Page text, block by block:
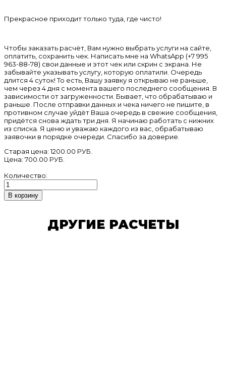
Прекрасное приходит только туда, где чисто!
Чтобы заказать расчёт, Вам нужно выбрать услуги на сайте,
оплатить, сохранить чек. Написать мне на WhatsApp (+7 995
963-88-78) свои данные и этот чек или скрин с экрана. Не
забывайте указывать услугу, которую оплатили. Очередь
длится 4 суток! То есть, Вашу заявку я открываю не раньше,
чем через 4 дня c момента вашего последнего сообщения. В
зависимости от загруженности. Бывает, что обрабатываю и
раньше. После отправки данных и чека ничего не пишите, в
противном случае уйдёт Ваша очередь в свежие сообщения,
придётся снова ждать три дня. Я начинаю работать с нижних
из списка. Я ценю и уважаю каждого из вас, обрабатываю
заявочки в порядке очереди. Спасибо за доверие.
Старая цена:1200.00 РУБ.
Цена: 700.00 РУБ.
Количество:
ДРУГИЕ РАСЧЕТЫ